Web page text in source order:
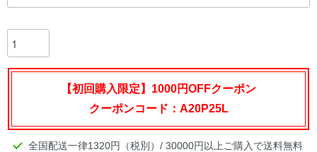
【初回購入限定】1000円OFFクーポン
クーポンコード：A20P25L
全国配送一律1320円（税別）/ 30000円以上ご購入で送料無料